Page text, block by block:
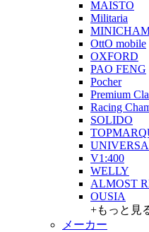
MAISTO
Militaria
OttO mobile
OXFORD
PAO FENG
Pocher
Premium
Racing
SOLIDO
V1:400
WELLY
ALMOST
OUSIA
+もっと見
メーカー